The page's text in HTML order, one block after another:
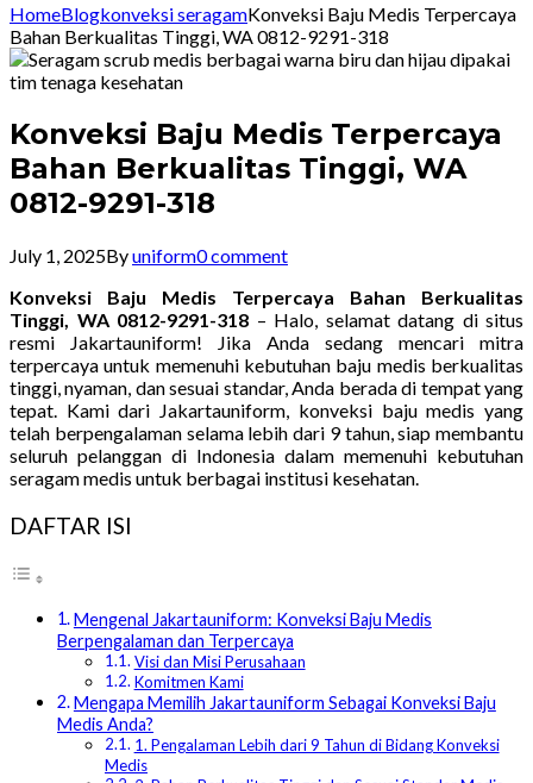
HomeBlogkonveksi seragamKonveksi Baju Medis Terpercaya
Bahan Berkualitas Tinggi, WA 0812-9291-318
Konveksi Baju Medis Terpercaya
Bahan Berkualitas Tinggi, WA
0812-9291-318
July 1, 2025Byuniform0 comment
Konveksi Baju Medis Terpercaya Bahan Berkualitas
Tinggi, WA 0812-9291-318 – Halo, selamat datang di situs
resmi Jakartauniform! Jika Anda sedang mencari mitra
terpercaya untuk memenuhi kebutuhan baju medis berkualitas
tinggi, nyaman, dan sesuai standar, Anda berada di tempat yang
tepat. Kami dari Jakartauniform, konveksi baju medis yang
telah berpengalaman selama lebih dari 9 tahun, siap membantu
seluruh pelanggan di Indonesia dalam memenuhi kebutuhan
seragam medis untuk berbagai institusi kesehatan.
DAFTAR ISI
Mengenal Jakartauniform: Konveksi Baju Medis
Berpengalaman dan Terpercaya
Visi dan Misi Perusahaan
Komitmen Kami
Mengapa Memilih Jakartauniform Sebagai Konveksi Baju
Medis Anda?
1. Pengalaman Lebih dari 9 Tahun di Bidang Konveksi
Medis